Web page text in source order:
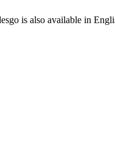
is also available in